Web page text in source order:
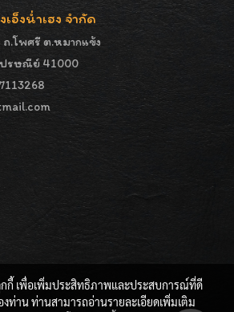
อ็งน่ำเฮง จำกัด
.โพศรี ต.หมากแข้ง
ปรษณีย์ 41000
กกี้ เพื่อเพิ่มประสิทธิภาพและประสบการณ์ที่ดี
งท่าน ท่านสามารถอ่านรายละเอียดเพิ่มเติม